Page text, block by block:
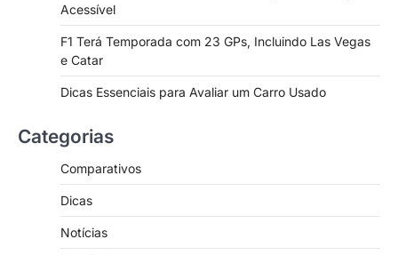
Acessível
F1 Terá Temporada com 23 GPs, Incluindo Las Vegas
e Catar
Dicas Essenciais para Avaliar um Carro Usado
Categorias
Comparativos
Dicas
Notícias